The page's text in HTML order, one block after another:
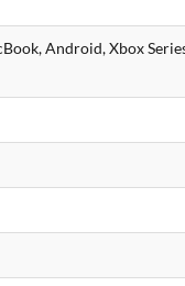
Android, Xbox